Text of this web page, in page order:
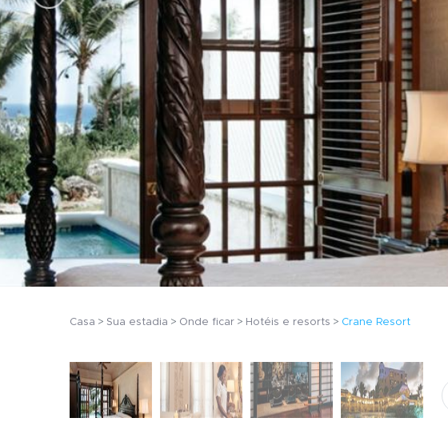
Casa Sua estadia Onde ficar Hotéis e resorts Crane Resort